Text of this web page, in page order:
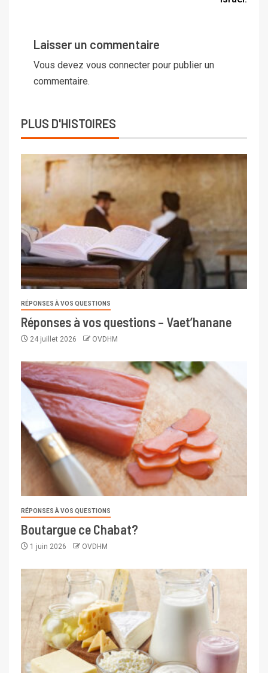
Laisser un commentaire
Vous devez vous connecter pour publier un
commentaire.
PLUS D'HISTOIRES
RÉPONSES À VOS QUESTIONS
Réponses à vos questions – Vaet’hanane
24 juillet 2026 OVDHM
RÉPONSES À VOS QUESTIONS
Boutargue ce Chabat?
1 juin 2026 OVDHM